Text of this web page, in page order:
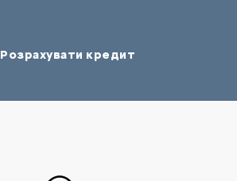
Розрахувати кредит